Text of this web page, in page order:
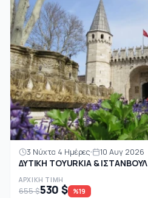
3 Νύχτα 4 Ημέρες 10 Αυγ 2026
ΔΥΤΙΚΗ ΤΟΥURΚΙΑ & ΙΣΤΑΝΒΟΥΛ
ΑΡΧΙΚΉ ΤΙΜΉ
655 $530 $ %19